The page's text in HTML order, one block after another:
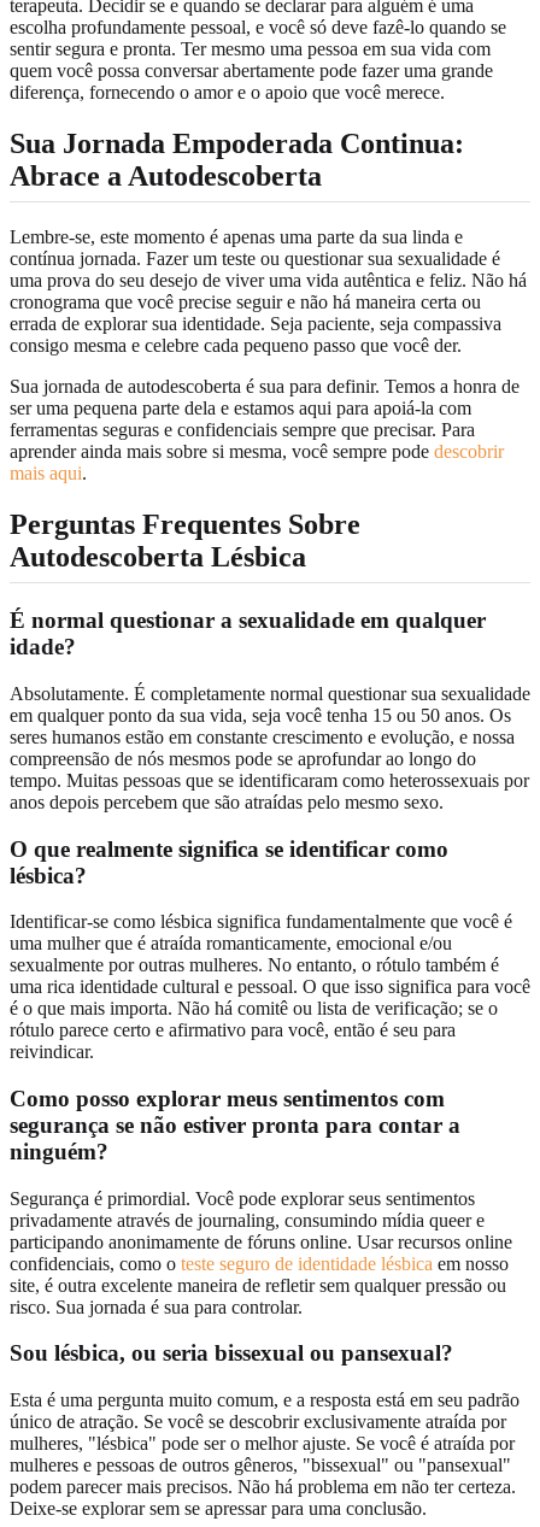
terapeuta. Decidir se e quando se declarar para alguém é uma
escolha profundamente pessoal, e você só deve fazê-lo quando se
sentir segura e pronta. Ter mesmo uma pessoa em sua vida com
quem você possa conversar abertamente pode fazer uma grande
diferença, fornecendo o amor e o apoio que você merece.
Sua Jornada Empoderada Continua:
Abrace a Autodescoberta
Lembre-se, este momento é apenas uma parte da sua linda e
contínua jornada. Fazer um teste ou questionar sua sexualidade é
uma prova do seu desejo de viver uma vida autêntica e feliz. Não há
cronograma que você precise seguir e não há maneira certa ou
errada de explorar sua identidade. Seja paciente, seja compassiva
consigo mesma e celebre cada pequeno passo que você der.
Sua jornada de autodescoberta é sua para definir. Temos a honra de
ser uma pequena parte dela e estamos aqui para apoiá-la com
ferramentas seguras e confidenciais sempre que precisar. Para
aprender ainda mais sobre si mesma, você sempre pode descobrir
mais aqui.
Perguntas Frequentes Sobre
Autodescoberta Lésbica
É normal questionar a sexualidade em qualquer
idade?
Absolutamente. É completamente normal questionar sua sexualidade
em qualquer ponto da sua vida, seja você tenha 15 ou 50 anos. Os
seres humanos estão em constante crescimento e evolução, e nossa
compreensão de nós mesmos pode se aprofundar ao longo do
tempo. Muitas pessoas que se identificaram como heterossexuais por
anos depois percebem que são atraídas pelo mesmo sexo.
O que realmente significa se identificar como
lésbica?
Identificar-se como lésbica significa fundamentalmente que você é
uma mulher que é atraída romanticamente, emocional e/ou
sexualmente por outras mulheres. No entanto, o rótulo também é
uma rica identidade cultural e pessoal. O que isso significa para você
é o que mais importa. Não há comitê ou lista de verificação; se o
rótulo parece certo e afirmativo para você, então é seu para
reivindicar.
Como posso explorar meus sentimentos com
segurança se não estiver pronta para contar a
ninguém?
Segurança é primordial. Você pode explorar seus sentimentos
privadamente através de journaling, consumindo mídia queer e
participando anonimamente de fóruns online. Usar recursos online
confidenciais, como o teste seguro de identidade lésbica em nosso
site, é outra excelente maneira de refletir sem qualquer pressão ou
risco. Sua jornada é sua para controlar.
Sou lésbica, ou seria bissexual ou pansexual?
Esta é uma pergunta muito comum, e a resposta está em seu padrão
único de atração. Se você se descobrir exclusivamente atraída por
mulheres, "lésbica" pode ser o melhor ajuste. Se você é atraída por
mulheres e pessoas de outros gêneros, "bissexual" ou "pansexual"
podem parecer mais precisos. Não há problema em não ter certeza.
Deixe-se explorar sem se apressar para uma conclusão.